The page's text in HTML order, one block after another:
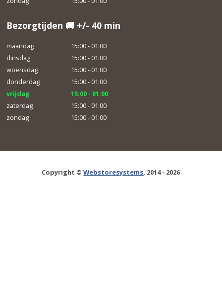
Bezorgtijden 🚚 +/- 40 min
maandag
15:00 - 01:00
dinsdag
15:00 - 01:00
woensdag
15:00 - 01:00
donderdag
15:00 - 01:00
vrijdag
15:00 - 01:00
zaterdag
15:00 - 01:00
zondag
15:00 - 01:00
Copyright ©Webstoresystems, 2014 - 2026